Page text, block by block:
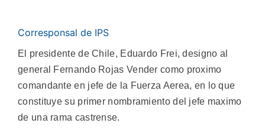
Corresponsal de IPS
El presidente de Chile, Eduardo Frei, designo al
general Fernando Rojas Vender como proximo
comandante en jefe de la Fuerza Aerea, en lo que
constituye su primer nombramiento del jefe maximo
de una rama castrense.